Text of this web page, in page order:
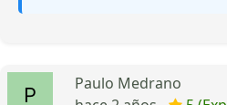
Paulo Medrano